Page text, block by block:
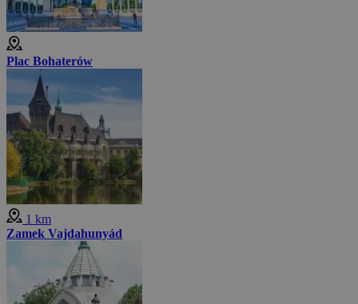
Plac Bohaterów
1 km
Zamek Vajdahunyád